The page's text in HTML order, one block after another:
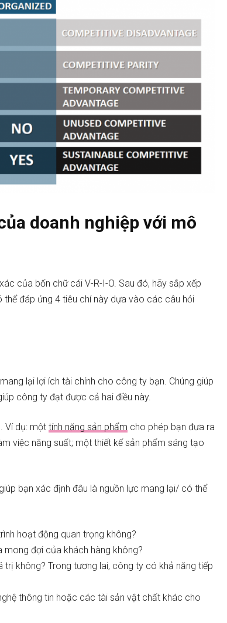
doanh nghiệp với mô
của bốn chữ cái V-R-I-O. Sau đó, hãy sắp xếp
đáp ứng 4 tiêu chí này dựa vào các câu hỏi
lại lợi ích tài chính cho công ty bạn. Chúng giúp
công ty đạt được cả hai điều này.
Ví dụ: một tính năng sản phẩm cho phép bạn đưa ra
việc năng suất; một thiết kế sản phẩm sáng tạo
bạn xác định đâu là nguồn lực mang lại/ có thể
hoạt động quan trọng không?
mong đợi của khách hàng không?
không? Trong tương lai, công ty có khả năng tiếp
thông tin hoặc các tài sản vật chất khác cho